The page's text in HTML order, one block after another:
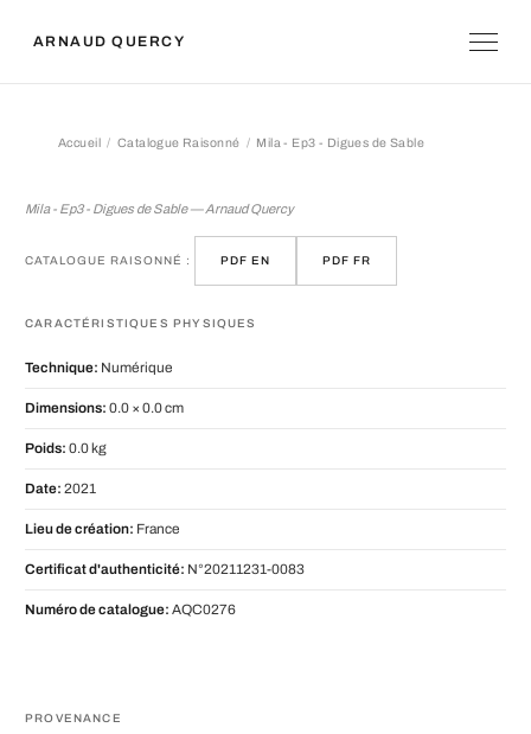
ARNAUD QUERCY
Accueil Catalogue Raisonné Mila - Ep3 - Digues de Sable
Mila - Ep3 - Digues de Sable — Arnaud Quercy
CATALOGUE RAISONNÉ : PDF EN PDF FR
CARACTÉRISTIQUES PHYSIQUES
Technique: Numérique
Dimensions: 0.0 × 0.0 cm
Poids: 0.0 kg
Date: 2021
Lieu de création: France
Certificat d'authenticité: N°20211231-0083
Numéro de catalogue: AQC0276
PROVENANCE